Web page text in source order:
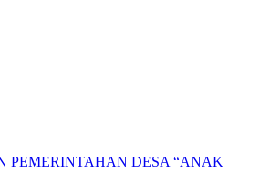
PEMERINTAHAN DESA “ANAK